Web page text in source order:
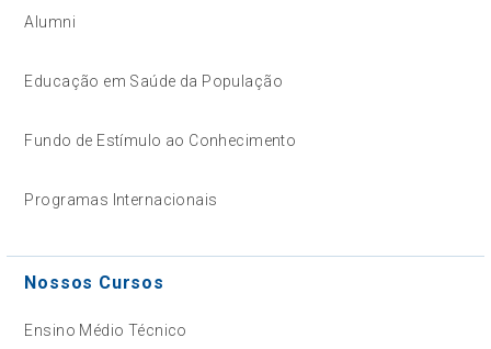
Alumni
Educação em Saúde da População
Fundo de Estímulo ao Conhecimento
Programas Internacionais
Nossos Cursos
Ensino Médio Técnico